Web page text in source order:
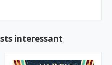
interessant